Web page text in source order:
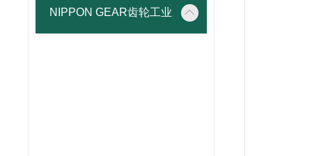
NIPPON GEAR齿轮工业